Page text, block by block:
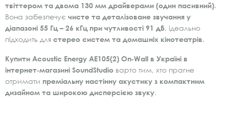
твіттером та двома 130 мм драйверами (один пасивний).
Вона забезпечує чисте та деталізоване звучання у
діапазоні 55 Гц – 26 кГц при чутливості 91 дБ, ідеально
підходить для стерео систем та домашніх кінотеатрів.
Купити Acoustic Energy AE105(2) On‑Wall в Україні в
інтернет‑магазині SoundStudio варто тим, хто прагне
отримати преміальну настінну акустику з компактним
дизайном та широкою дисперсією звуку.